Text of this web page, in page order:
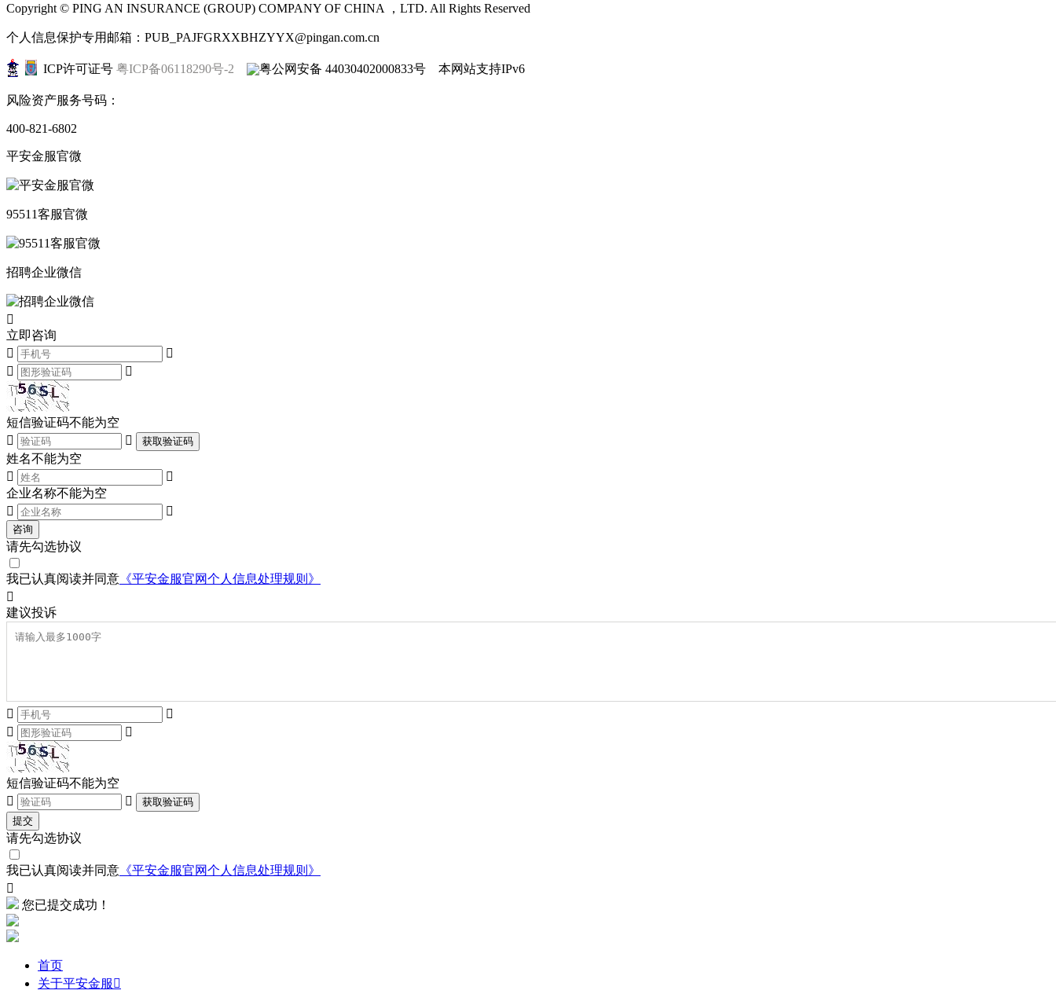
Copyright © PING AN INSURANCE (GROUP) COMPANY OF CHINA ，LTD. All Rights Reserved
个人信息保护专用邮箱：PUB_PAJFGRXXBHZYYX@pingan.com.cn
ICP许可证号 粤ICP备06118290号-2 粤公网安备 44030402000833号 本网站支持IPv6
风险资产服务号码：
400-821-6802
平安金服官微
95511客服官微
招聘企业微信

立即咨询




短信验证码不能为空

 获取验证码
姓名不能为空


企业名称不能为空


咨询
请先勾选协议
我已认真阅读并同意 《平安金服官网个人信息处理规则》

建议投诉




短信验证码不能为空


获取验证码
提交
请先勾选协议
我已认真阅读并同意 《平安金服官网个人信息处理规则》

您已提交成功！
首页
关于平安金服 